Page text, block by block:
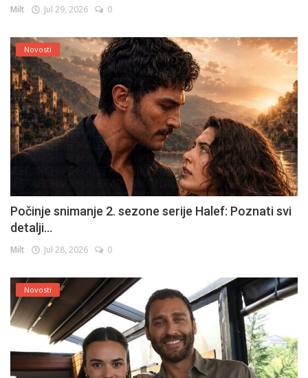
Milt Jul 29, 2026 0
Novosti
Počinje snimanje 2. sezone serije Halef: Poznati svi
detalji...
Milt Jul 28, 2026 0
Novosti